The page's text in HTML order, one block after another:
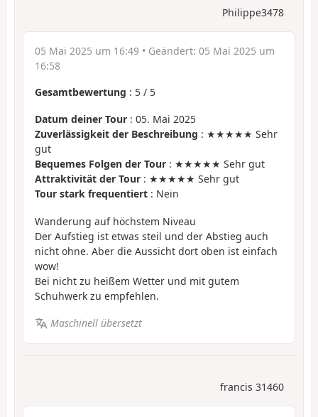
Philippe3478
05 Mai 2025 um 16:49 • Geändert: 05 Mai 2025 um
16:58
Gesamtbewertung : 5 / 5
Datum deiner Tour : 05. Mai 2025
Zuverlässigkeit der Beschreibung : ★★★★★ Sehr
gut
Bequemes Folgen der Tour : ★★★★★ Sehr gut
Attraktivität der Tour : ★★★★★ Sehr gut
Tour stark frequentiert : Nein
Wanderung auf höchstem Niveau
Der Aufstieg ist etwas steil und der Abstieg auch
nicht ohne. Aber die Aussicht dort oben ist einfach
wow!
Bei nicht zu heißem Wetter und mit gutem
Schuhwerk zu empfehlen.
Maschinell übersetzt
francis 31460